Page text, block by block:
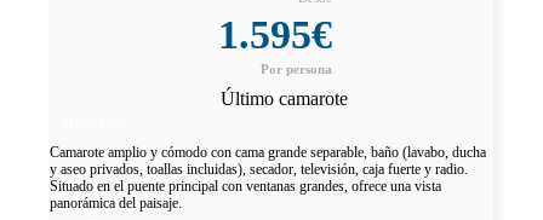
1.595€
Último camarote
Camarote amplio y cómodo con cama grande separable, baño (lavabo, ducha
y aseo privados, toallas incluidas), secador, televisión, caja fuerte y radio.
Situado en el puente principal con ventanas grandes, ofrece una vista
panorámica del paisaje.